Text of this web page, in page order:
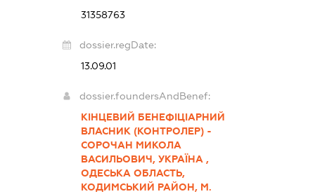
31358763
dossier.regDate:
13.09.01
dossier.foundersAndBenef:
КІНЦЕВИЙ БЕНЕФІЦІАРНИЙ
ВЛАСНИК (КОНТРОЛЕР) -
СОРОЧАН МИКОЛА
ВАСИЛЬОВИЧ, УКРАЇНА ,
ОДЕСЬКА ОБЛАСТЬ,
КОДИМСЬКИЙ РАЙОН, М.